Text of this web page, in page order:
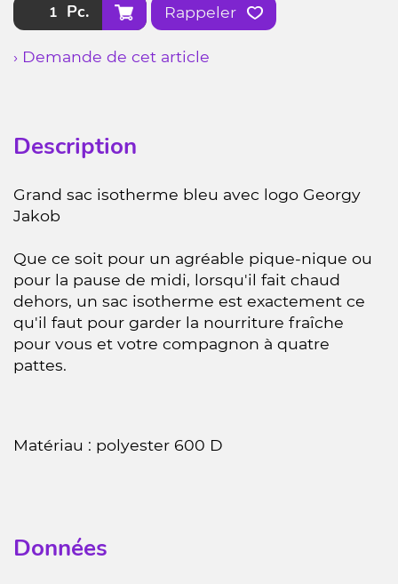
Pc. Rappeler
› Demande de cet article
Description
Grand sac isotherme bleu avec logo Georgy
Jakob
Que ce soit pour un agréable pique-nique ou
pour la pause de midi, lorsqu'il fait chaud
dehors, un sac isotherme est exactement ce
qu'il faut pour garder la nourriture fraîche
pour vous et votre compagnon à quatre
pattes.
Matériau : polyester 600 D
Données